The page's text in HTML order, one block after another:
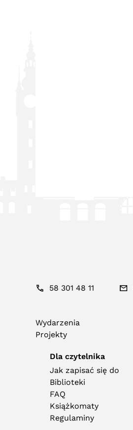
58 301 48 11
Wydarzenia
Projekty
Dla czytelnika
Jak zapisać się do
Biblioteki
FAQ
Książkomaty
Regulaminy